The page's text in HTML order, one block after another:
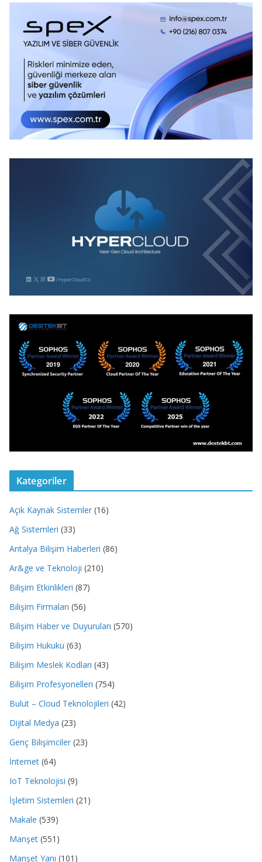
Kategoriler
Açık Kaynak Sistemler (16)
Ağ Sistemleri (33)
Antalya Bilişim Haberleri (86)
Ar&ge ve Teknoloji (210)
Bilişim Etkinlikleri (87)
Bilişim Firmaları (56)
Bilişim Haber ve Duyuruları (570)
Bilişim Hukuku (63)
Bilişim Meslek Kodları (43)
Bilişim Profesyonelleri (754)
Bulut – Cloud Teknolojileri (42)
Dijital Medya (23)
Genç Bilişimciler (23)
İnternet (64)
IoT Teknolojisi (9)
İşletim Sistemleri (21)
Makale (539)
Manşet (551)
Manşet Yanı (101)